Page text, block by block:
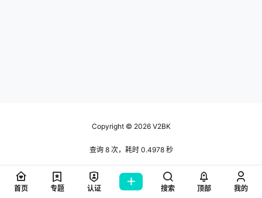
Copyright © 2026V2BK
查询 8 次，耗时 0.4978 秒
首页 专题 认证 搜索 顶部 我的